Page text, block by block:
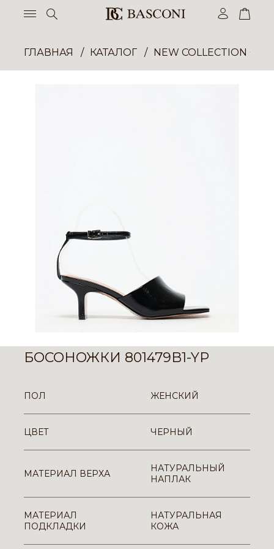
ГЛАВНАЯ КАТАЛОГ NEW COLLECTION
БОСОНОЖКИ 801479B1-YP
ПОЛ ЖЕНСКИЙ
ЦВЕТ ЧЕРНЫЙ
МАТЕРИАЛ ВЕРХА
НАТУРАЛЬНЫЙ
НАПЛАК
МАТЕРИАЛ
ПОДКЛАДКИ
НАТУРАЛЬНАЯ
КОЖА